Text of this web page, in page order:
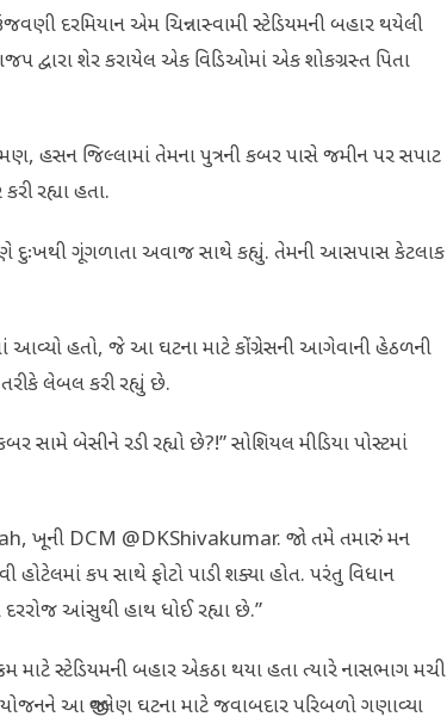
દરમિયાન એમ ચિન્નાસ્વામી સ્ટેડિયમની બહાર થયેલી
દ્વારા શેર કરાયેલ એક વિડિઓમાં એક શોકગ્રસ્ત પિતા
હસન જિલ્લામાં તેમના પુત્રની કબર પાસે જમીન પર સપાટ
રહ્યા હતા.
દુઃખથી ગૂંગળાતા અવાજ સાથે કહ્યું. તેમની આસપાસ કેટલાક
આવ્યો હતો, જે આ ઘટના માટે કોંગ્રેસની આગેવાની હેઠળની
તરીકે લેબલ કરી રહ્યું છે.
સામે બેસીને રડી રહ્યો છે?!” સોશિયલ મીડિયા પોસ્ટમાં
ખૂની DCM @DKShivakumar. જો તમે તમારું મન
કપ સાથે ફોટો પાડી શક્યા હોત. પરંતુ વિધાન
દરરોજ આંસુથી હાથ ધોઈ રહ્યા છે.”
માટે સ્ટેડિયમની બહાર એકઠા થયા હતા ત્યારે નાસભાગ મચી
આ જીવલેણ ઘટના માટે જવાબદાર પરિબળો ગણાવ્યા